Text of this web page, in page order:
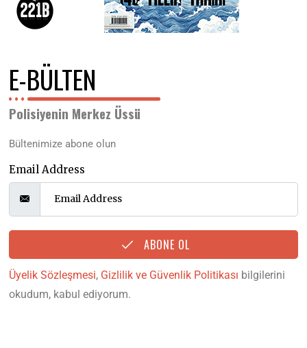
E-BÜLTEN
Polisiyenin Merkez Üssü
Bültenimize abone olun
Email Address
ABONE OL
Üyelik Sözleşmesi, Gizlilik ve Güvenlik Politikası bilgilerini
okudum, kabul ediyorum.